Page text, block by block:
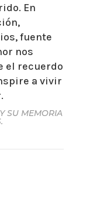
En
fuente
nos
el recuerdo
a vivir
SU MEMORIA